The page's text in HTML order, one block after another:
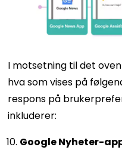
I motsetning til det
hva som vises på
respons på
inkluderer:
Google Nyheter-